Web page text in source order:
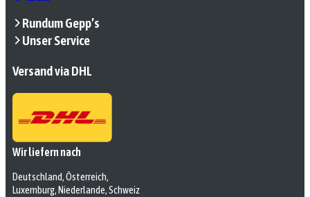
Rundum Gepp’s
Unser Service
Versand via DHL
Wir liefern nach
Deutschland, Österreich,
Luxemburg, Niederlande, Schweiz